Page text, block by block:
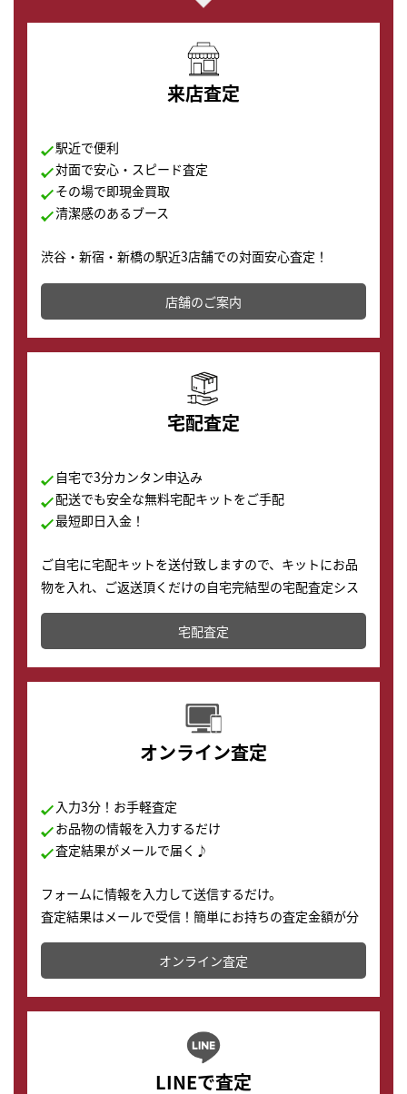
来店査定
駅近で便利
対面で安心・スピード査定
その場で即現金買取
清潔感のあるブース
渋谷・新宿・新橋の駅近3店舗での対面安心査定！
その場で現金買取致します。渋谷本店では、時計販売の
店舗を併設しており、下取りに出してお得に新しい時計
の購入もできます♪
店舗のご案内
宅配査定
自宅で3分カンタン申込み
配送でも安全な無料宅配キットをご手配
最短即日入金！
ご自宅に宅配キットを送付致しますので、キットにお品
物を入れ、ご返送頂くだけの自宅完結型の宅配査定シス
テムです。
配送でも簡単&安全に査定・買取に出すことが可能で
す。
宅配査定
オンライン査定
入力3分！お手軽査定
お品物の情報を入力するだけ
査定結果がメールで届く♪
フォームに情報を入力して送信するだけ。
査定結果はメールで受信！簡単にお持ちの査定金額が分
かります。
オンライン査定
LINEで査定